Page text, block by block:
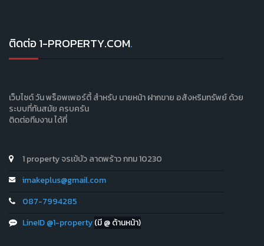
ติดต่อ 1-PROPERTY.COM.
เว็บไซต์ วัน พร็อพเพอร์ตี้ สำหรับ นายหน้า ฝากขาย อสังหริมทรัพย์ ด้วย
ระบบที่ทันสมัย ครบครัน
ติดต่อทีมงาน ได้ที่
1 property จรเข้บัว ลาดพร้าว กทม 10230
imakeplus@gmail.com
087-7994285
LineID @1-property(มี @ ด้านหน้า)